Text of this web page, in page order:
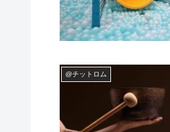
@チットロム